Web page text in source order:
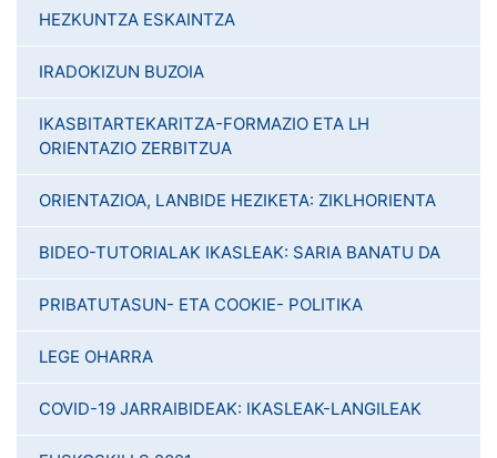
HEZKUNTZA ESKAINTZA
IRADOKIZUN BUZOIA
IKASBITARTEKARITZA-FORMAZIO ETA LH
ORIENTAZIO ZERBITZUA
ORIENTAZIOA, LANBIDE HEZIKETA: ZIKLHORIENTA
BIDEO-TUTORIALAK IKASLEAK: SARIA BANATU DA
PRIBATUTASUN- ETA COOKIE- POLITIKA
LEGE OHARRA
COVID-19 JARRAIBIDEAK: IKASLEAK-LANGILEAK